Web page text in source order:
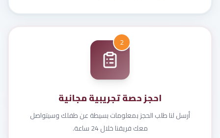
2
احجز حصة تجريبية مجانية
أرسل لنا طلب الحجز بمعلومات بسيطة عن طفلك وسيتواصل
معك فريقنا خلال 24 ساعة.